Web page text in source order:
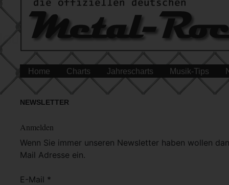
Home Charts Jahrescharts Musik-Tips
NEWSLETTER
Anmelden
Wenn Sie immer unseren Newsletter haben wollen
Mail Adresse ein.
E-Mail *